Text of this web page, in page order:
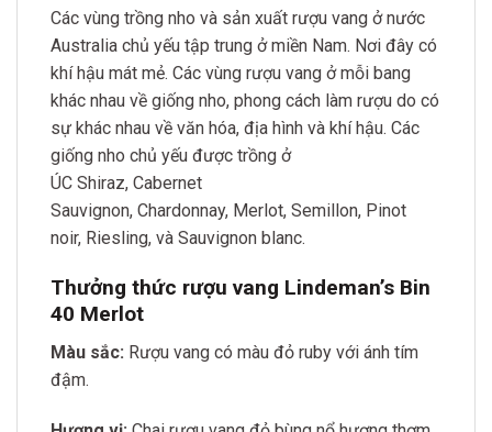
Các vùng trồng nho và sản xuất rượu vang ở nước
Australia chủ yếu tập trung ở miền Nam. Nơi đây có
khí hậu mát mẻ. Các vùng rượu vang ở mỗi bang
khác nhau về giống nho, phong cách làm rượu do có
sự khác nhau về văn hóa, địa hình và khí hậu. Các
giống nho chủ yếu được trồng ở
ÚC Shiraz, Cabernet
Sauvignon, Chardonnay, Merlot, Semillon, Pinot
noir, Riesling, và Sauvignon blanc.
Thưởng thức rượu vang Lindeman’s Bin
40 Merlot
Màu sắc: Rượu vang có màu đỏ ruby với ánh tím
đậm.